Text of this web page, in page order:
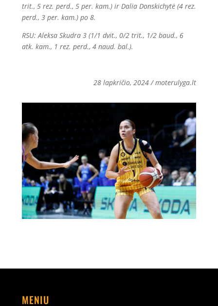
trit., 5 rez. perd., 5 per. kam.) ir Dalia Donskichytė (4 rez.
perd., 3 per. kam.) po 8.
RSU: Aleksa Skudra 3 (1/1 dvit., 0/2 trit., 1/2 baud., 6
atk. kam., 1 rez. perd., 4 naud. bal.).
28 lapkričio, 2024 / moterulyga.lt
MENIU